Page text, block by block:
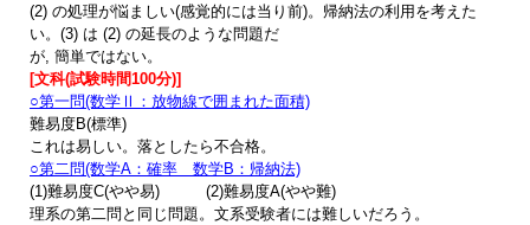
(2) の処理が悩ましい(感覚的には当り前)。帰納法の利用を考えた
い。(3) は (2) の延長のような問題だ
が, 簡単ではない。
[文科(試験時間100分)]
○第一問(数学Ⅱ：放物線で囲まれた面積)
難易度B(標準)
これは易しい。落としたら不合格。
○第二問(数学A：確率 数学B：帰納法)
(1)難易度C(やや易) (2)難易度A(やや難)
理系の第二問と同じ問題。文系受験者には難しいだろう。